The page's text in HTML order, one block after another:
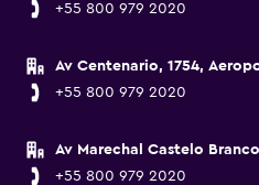
+55 800 979 2020
Av Centenario, 1754,
+55 800 979 2020
Av Marechal Castelo
+55 800 979 2020